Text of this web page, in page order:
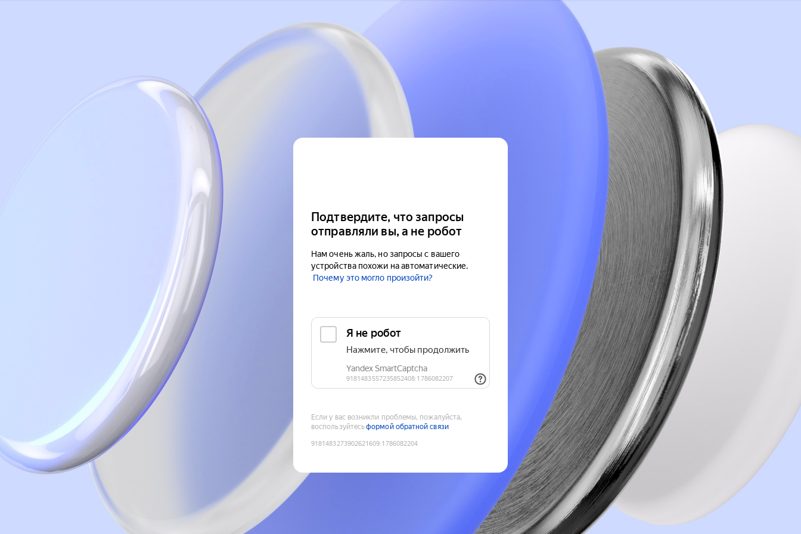
Подтвердите, что запросы
отправляли вы, а не робот
Нам очень жаль, но запросы с вашего
устройства похожи на автоматические.
Почему это могло произойти?
Если у вас возникли проблемы, пожалуйста,
воспользуйтесьформой обратной связи
9181483273902621609:1786082204